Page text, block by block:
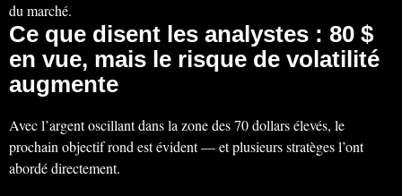
du marché.
Ce que disent les analystes : 80 $
en vue, mais le risque de volatilité
augmente
Avec l’argent oscillant dans la zone des 70 dollars élevés, le
prochain objectif rond est évident — et plusieurs stratèges l’ont
abordé directement.